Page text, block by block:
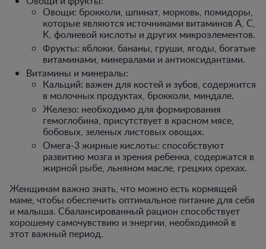
Овощи: брокколи, шпинат, морковь, помидоры,
которые являются источниками витаминов A, C,
K, фолиевой кислоты и других микроэлементов.
Фрукты: яблоки, бананы, груши, ягоды, богатые
витаминами, минералами и антиоксидантами.
Витамины и минералы:
Кальций: важен для костей и зубов, содержится
в молочных продуктах, брокколи, миндале.
Железо: необходимо для формирования
гемоглобина, присутствует в красном мясе,
бобовых, зеленых листовых овощах.
Омега-3 жирные кислоты: способствуют
развитию мозга и зрения ребенка, содержатся в
жирной рыбе, льняном масле, грецких орехах.
Женщинам важно знать, что можно есть кормящей
маме, чтобы обеспечить оптимальное питание для себя
и малыша. Сбалансированный рацион способствует
хорошему самочувствию и энергии, необходимой в
этот важный период.